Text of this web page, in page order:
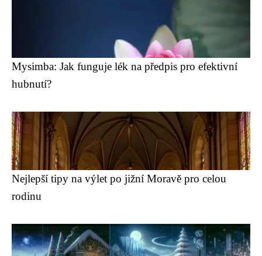
Mysimba: Jak funguje lék na předpis pro efektivní
hubnutí?
Nejlepší tipy na výlet po jižní Moravě pro celou
rodinu